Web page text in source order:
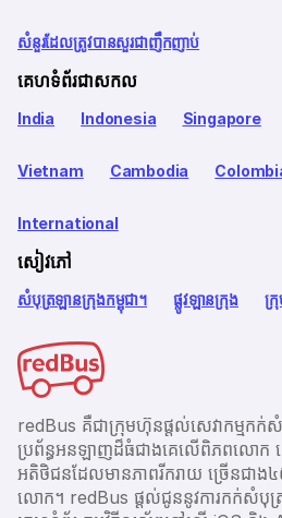
សំនួរដែលត្រូវបានសួរជាញឹកញាប់
គេហទំព័រជាសកល
India Indonesia Singapore
Vietnam Cambodia
International
សៀវភៅ
សំបុត្រឡានក្រុងកម្ពុជា។ ផ្លូវឡានក្រុង ក្
redBus គឺជាក្រុមហ៊ុនផ្តល់សេវាកម្មកក់សំ
ប្រព័ន្ធអនឡាញដ៏ធំជាងគេលើពិភពលោក
អតិថិជនដែលមានភាពរីករាយ ច្រើនជា
លោក។ redBus ផ្ដល់ជូននូវការកក់សំបុត្រ